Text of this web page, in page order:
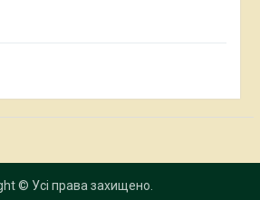
© Усі права захищено.